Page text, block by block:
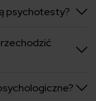
psychotesty?